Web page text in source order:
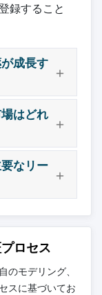
録すること
成長す
はどれ
なリー
ロセス
のモデリング、
スに基づいてお